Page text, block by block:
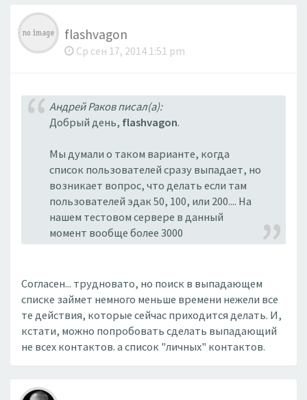
flashvagon
Ср сен 17, 2014 1:51 pm
Андрей Раков писал(а):
Добрый день, flashvagon.
Мы думали о таком варианте, когда
список пользователей сразу выпадает, но
возникает вопрос, что делать если там
пользователей эдак 50, 100, или 200.... На
нашем тестовом сервере в данный
момент вообще более 3000
Согласен... трудновато, но поиск в выпадающем
списке займет немного меньше времени нежели все
те действия, которые сейчас приходится делать. И,
кстати, можно попробовать сделать выпадающий
не всех контактов. а список "личных" контактов.